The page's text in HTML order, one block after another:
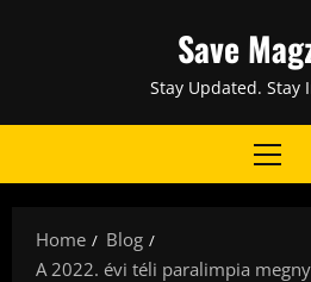
Save
Stay Updated. Stay
Home
Blog
A 2022. évi téli paralimpia